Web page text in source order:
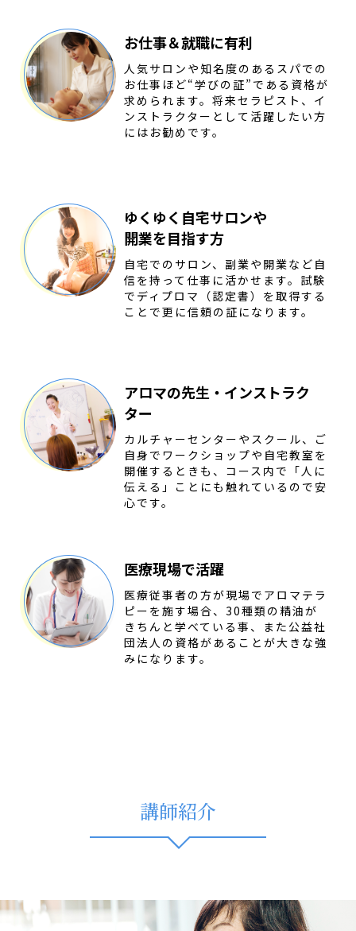
お仕事＆就職に有利
人気サロンや知名度のあるスパでの
お仕事ほど“学びの証”である資格が
求められます。将来セラピスト、イ
ンストラクターとして活躍したい方
にはお勧めです。
ゆくゆく自宅サロンや
開業を目指す方
自宅でのサロン、副業や開業など自
信を持って仕事に活かせます。試験
でディプロマ（認定書）を取得する
ことで更に信頼の証になります。
アロマの先生・インストラク
ター
カルチャーセンターやスクール、ご
自身でワークショップや自宅教室を
開催するときも、コース内で「人に
伝える」ことにも触れているので安
心です。
医療現場で活躍
医療従事者の方が現場でアロマテラ
ピーを施す場合、30種類の精油が
きちんと学べている事、また公益社
団法人の資格があることが大きな強
みになります。
講師紹介